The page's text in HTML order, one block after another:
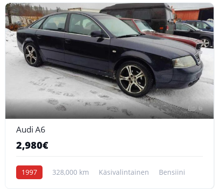
6
Audi A6
2,980€
1997 328,000 km Käsivalintainen Bensiini